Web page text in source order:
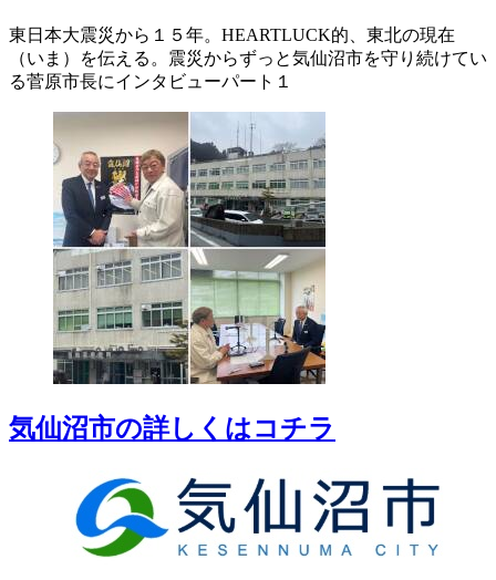
東日本大震災から１５年。HEARTLUCK的、東北の現在
（いま）を伝える。震災からずっと気仙沼市を守り続けてい
る菅原市長にインタビューパート１
気仙沼市の詳しくはコチラ